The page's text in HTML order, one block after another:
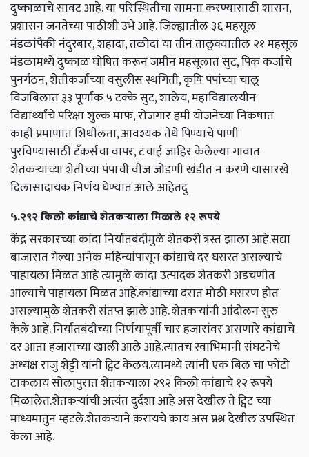
दुष्काळाचे सावट आहे. या परिस्थितीचा सामना करण्यासाठी शासन,
प्रशासन जनतेच्या पाठीशी उभे आहे. जिल्ह्यातील ३६ महसूल
मंडळांपैकी नंदुरबार, शहादा, तळोदा या तीन तालुक्यातील २१ महसूल
मंडळामध्ये दुष्काळ घोषित करून जमीन महसूलात सुट, पिक कर्जाचे
पुनर्गठन, शेतीकर्जाच्या वसुलीस स्थगिती, कृषि पंपांच्या चालू
विजबिलात ३३ पूर्णांक ५ टक्के सुट, शालेय, महाविद्यालयीन
विद्यार्थ्यांचे परिक्षा शुल्क माफ, रोजगार हमी योजनेच्या निकषात
काही प्रमाणात शिथीलता, आवश्यक तेथे पिण्याचे पाणी
पुरविण्यासाठी टॅंकर्सचा वापर, टंचाई जाहिर केलेल्या गावात
शेतकऱ्यांच्या शेतीच्या पंपाची वीज जोडणी खंडीत न करणे यासारखे
दिलासादायक निर्णय घेण्यात आले आहेतदु
५.२९२ किलो कांद्याचे शेतकऱ्याला मिळाले १२ रूपये
केंद्र सरकारच्या कांदा निर्यातबंदीमुळे शेतकरी त्रस्त झाला आहे.सद्या
बाजारात गेल्या अनेक महिन्यांपासून कांद्याचे दर घसरत असल्याचे
पाहायला मिळत आहे त्यामुळे कांदा उत्पादक शेतकरी अडचणीत
आल्याचे पाहायला मिळत आहे.कांद्याच्या दरात मोठी घसरण होत
असल्यामुळे शेतकरी संतप्त झाले आहे. शेतकऱ्यांनी आंदोलन सुरु
केले आहे. निर्यातबंदीच्या निर्णयापूर्वी चार हजारांवर असणारे कांद्याचे
दर आता हजाराच्या खाली आले आहे.त्यातच स्वाभिमानी संघटनेचे
अध्यक्ष राजु शेट्टी यांनी ट्विट केलय.त्यामध्ये त्यांनी एक बिल चा फोटो
टाकलाय सोलापुरात शेतकऱ्याला २९२ किलो कांद्याचे १२ रूपये
मिळालेत.शेतकऱ्यांची अत्यंत दुर्दशा आहे अस देखील ते ट्विट च्या
माध्यमातुन म्हटले.शेतकऱ्याने करायचे काय अस प्रश्न देखील उपस्थित
केला आहे.